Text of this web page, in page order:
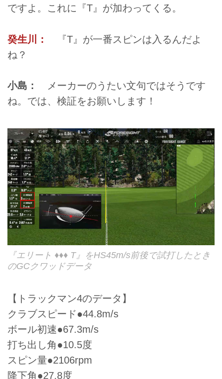
ですよ。これに『T』が加わってくる。
癸生川：
『T』が一番スピンは入るんだよ
ね？
小島：
メーカーのうたい文句ではそうです
ね。では、検証をお願いします！
『エリート ♦♦♦ T』をHS45m/s前後で試打したとき
のGCクワッドデータ
【トラックマン4のデータ】
クラブスピード●44.8m/s
ボール初速●67.3m/s
打ち出し角●10.5度
スピン量●2106rpm
降下角●27.8度